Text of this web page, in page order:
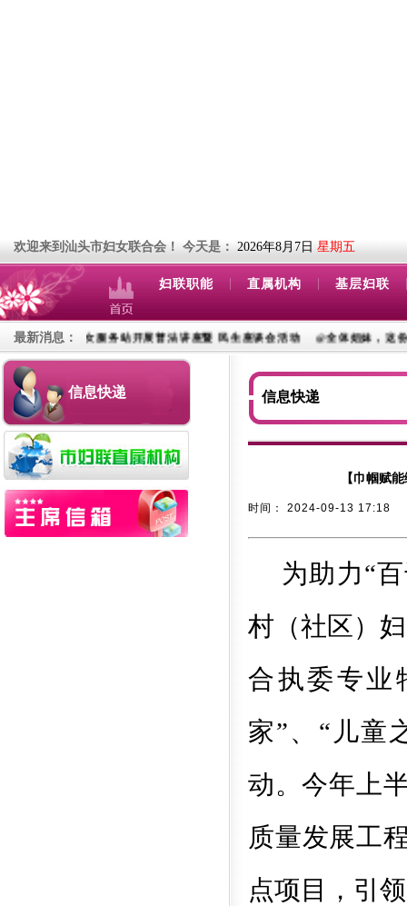
欢迎来到汕头市妇女联合会！ 今天是： 2026年8月7日 星期五
妇联职能 直属机构 基层妇联
最新消息：
妇女服务站开展普法讲座暨 民生座谈会活动 @全体姐妹，这份健康礼包
信息快递 信息快递
【巾帼赋
时间： 2024-09-13 17:18
为助力“
村（社区）
合执委专业
家”、“儿童
动。今年上
质量发展工
点项目，引